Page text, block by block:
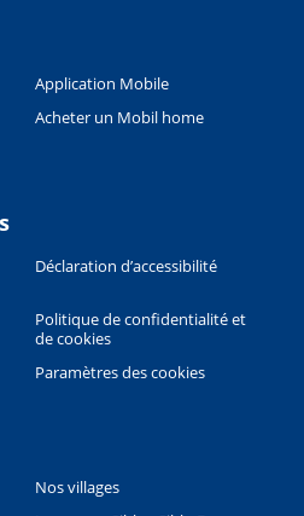
Application Mobile
Acheter un Mobil home
Déclaration d’accessibilité
Politique de confidentialité et
de cookies
Paramètres des cookies
Nos villages